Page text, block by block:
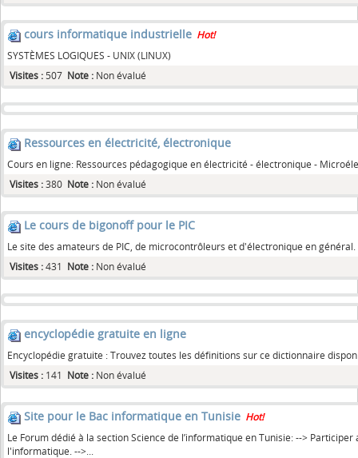
cours informatique industrielle Hot!
SYSTÈMES LOGIQUES - UNIX (LINUX)
Visites :507 Note : Non évalué
Ressources en électricité, électronique
Cours en ligne: Ressources pédagogique en électricité - électronique -
Visites :380 Note : Non évalué
Le cours de bigonoff pour le PIC
Le site des amateurs de PIC, de microcontrôleurs et d'électronique en général.
Visites :431 Note : Non évalué
encyclopédie gratuite en ligne
Encyclopédie gratuite : Trouvez toutes les définitions sur ce dictionnaire
Visites : 141 Note : Non évalué
Site pour le Bac informatique en Tunisie Hot!
Le Forum dédié à la section Science de l’informatique en Tunisie: -->
l'informatique. -->...